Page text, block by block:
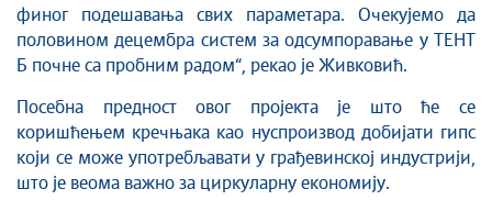
финог подешавања свих параметара. Очекујемо да
половином децембра систем за одсумпоравање у ТЕНТ
Б почне са пробним радом“, рекао је Живковић.
Посебна предност овог пројекта је што ће се
коришћењем кречњака као нуспроизвод добијати гипс
који се може употребљавати у грађевинској индустрији,
што је веома важно за циркуларну економију.